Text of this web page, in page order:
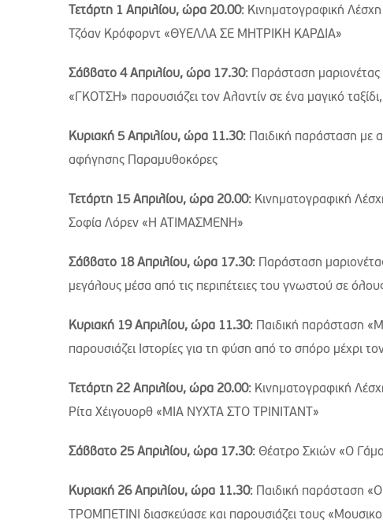
Τετάρτη 1 Απριλίου, ώρα 20.00: Κινηματογραφική
Τζόαν Κρόφορντ «ΘΥΕΛΛΑ ΣΕ ΜΗΤΡΙΚΗ ΚΑΡΔΙΑ»
Σάββατο 4 Απριλίου, ώρα 17.30: Παράσταση μαριονέτας
«ΓΚΟΤΣΗ» παρουσιάζει τον Αλαντίν σε ένα μαγικό
Κυριακή 5 Απριλίου, ώρα 11.30: Παιδική παράσταση με
αφήγησης Παραμυθοκόρες
Τετάρτη 15 Απριλίου, ώρα 20.00: Κινηματογραφική
Σοφία Λόρεν «Η ΑΤΙΜΑΣΜΕΝΗ»
Σάββατο 18 Απριλίου, ώρα 17.30: Παράσταση
μεγάλους μέσα από τις περιπέτειες του γνωστού σε
Κυριακή 19 Απριλίου, ώρα 11.30: Παιδική παράσταση
παρουσιάζει Ιστορίες για τη φύση από το σπόρο μέχρι
Τετάρτη 22 Απριλίου, ώρα 20.00: Κινηματογραφική
Ρίτα Χέιγουορθ «ΜΙΑ ΝΥΧΤΑ ΣΤΟ ΤΡΙΝΙΤΑΝΤ»
Σάββατο 25 Απριλίου, ώρα 17.30: Θέατρο Σκιών «Ο
Κυριακή 26 Απριλίου, ώρα 11.30: Παιδική παράσταση
ΤΡΟΜΠΕΤΙΝΙ διασκεύασε και παρουσιάζει τους